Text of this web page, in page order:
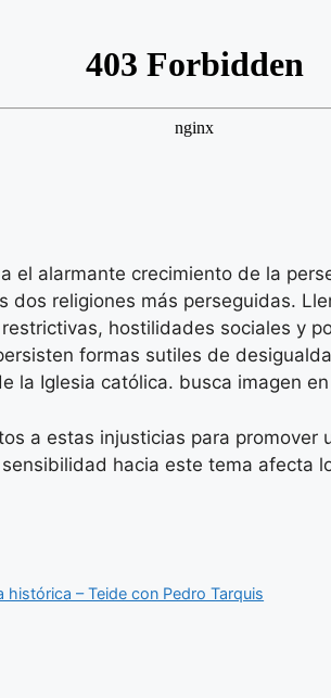
el alarmante crecimiento de la
religiones más perseguidas.
hostilidades sociales y
formas sutiles de
la Iglesia católica. busca imagen
a estas injusticias para
hacia este tema afecta
– Teide con Pedro Tarquis